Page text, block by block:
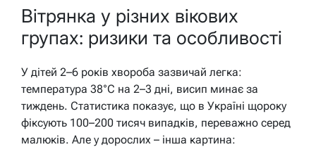
Вітрянка у різних вікових
групах: ризики та особливості
У дітей 2–6 років хвороба зазвичай легка:
температура 38°C на 2–3 дні, висип минає за
тиждень. Статистика показує, що в Україні щороку
фіксують 100–200 тисяч випадків, переважно серед
малюків. Але у дорослих – інша картина: